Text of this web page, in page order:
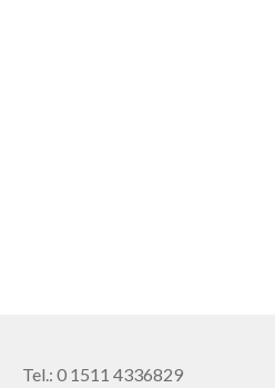
Tel.: 0 1511 4336829